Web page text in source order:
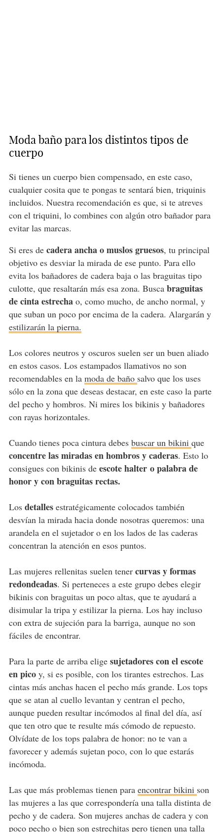
Moda baño para los distintos tipos de
cuerpo
Si tienes un cuerpo bien compensado, en este caso,
cualquier cosita que te pongas te sentará bien, triquinis
incluidos. Nuestra recomendación es que, si te atreves
con el triquini, lo combines con algún otro bañador para
evitar las marcas.
Si eres de cadera ancha o muslos gruesos, tu principal
objetivo es desviar la mirada de ese punto. Para ello
evita los bañadores de cadera baja o las braguitas tipo
culotte, que resaltarán más esa zona. Busca braguitas
de cinta estrechao, como mucho, de ancho normal, y
que suban un poco por encima de la cadera. Alargarán y
estilizarán la pierna.
Los colores neutros y oscuros suelen ser un buen aliado
en estos casos. Los estampados llamativos no son
recomendables en la moda de baño salvo que los uses
sólo en la zona que deseas destacar, en este caso la parte
del pecho y hombros. Ni mires los bikinis y bañadores
con rayas horizontales.
Cuando tienes poca cintura debes buscar un bikini que
concentre las miradas en hombros y caderas. Esto lo
consigues con bikinis de escote halter o palabra de
honor y con braguitas rectas.
Los detallesestratégicamente colocados también
desvían la mirada hacia donde nosotras queremos: una
arandela en el sujetador o en los lados de las caderas
concentran la atención en esos puntos.
Las mujeres rellenitas suelen tener curvas y formas
redondeadas. Si perteneces a este grupo debes elegir
bikinis con braguitas un poco altas, que te ayudará a
disimular la tripa y estilizar la pierna. Los hay incluso
con extra de sujeción para la barriga, aunque no son
fáciles de encontrar.
Para la parte de arriba elige sujetadores con el escote
en picoy, si es posible, con los tirantes estrechos. Las
cintas más anchas hacen el pecho más grande. Los tops
que se atan al cuello levantan y centran el pecho,
aunque pueden resultar incómodos al final del día, así
que ten otro que te resulte más cómodo de repuesto.
Olvídate de los tops palabra de honor: no te van a
favorecer y además sujetan poco, con lo que estarás
incómoda.
Las que más problemas tienen para encontrar bikini son
las mujeres a las que correspondería una talla distinta de
pecho y de cadera. Son mujeres anchas de cadera y con
poco pecho o bien son estrechitas pero tienen una talla